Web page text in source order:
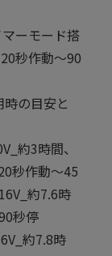
ーモード搭
秒作動～90
の目安と
約3時間、
秒作動～45
約7.6時
秒停
約7.8時